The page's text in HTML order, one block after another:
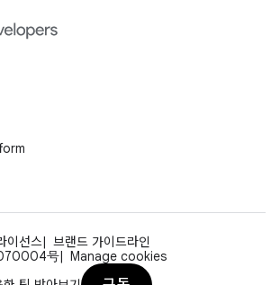
이선스
브랜드 가이드라인
号
Manage cookies